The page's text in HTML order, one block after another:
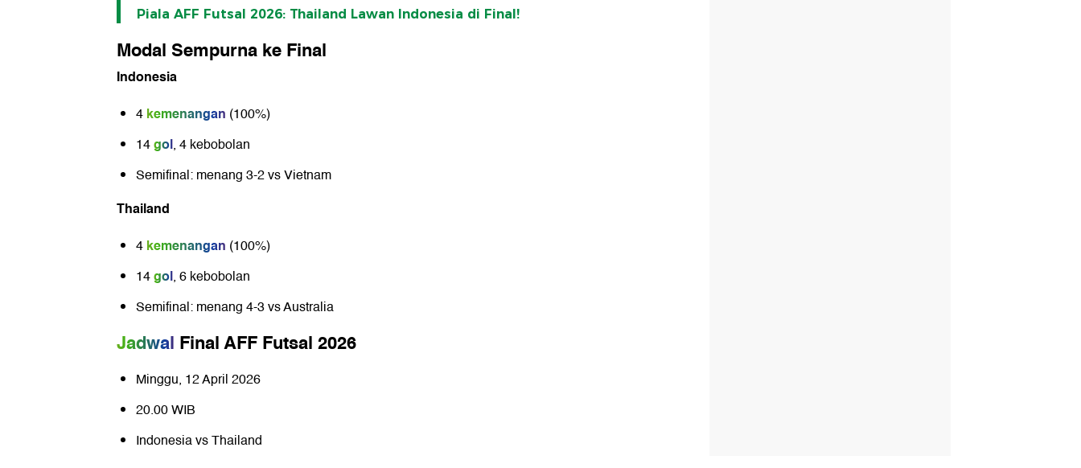
Piala AFF Futsal 2026: Thailand Lawan Indonesia di Final!
Modal Sempurna ke Final
Indonesia
4kemenangan (100%)
14gol, 4 kebobolan
Semifinal: menang 3-2 vsVietnam
Thailand
4kemenangan (100%)
14gol, 6 kebobolan
Semifinal: menang 4-3 vsAustralia
Jadwal Final AFF Futsal 2026
Minggu, 12 April 2026
20.00 WIB
Indonesia vs Thailand